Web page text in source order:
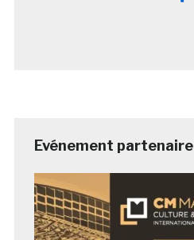
Evénement partenaire